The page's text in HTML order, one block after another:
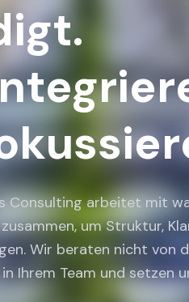
Consulting arbeitet mit
um Struktur,
Wir beraten nicht von
Ihrem Team und setzen